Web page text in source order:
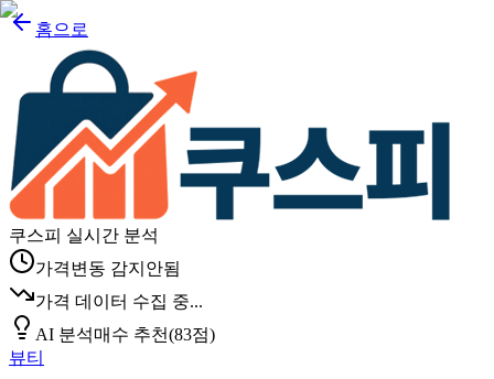
홈으로
쿠스피 실시간 분석
가격변동 감지안됨
가격 데이터 수집 중...
AI 분석매수 추천(83점)
뷰티